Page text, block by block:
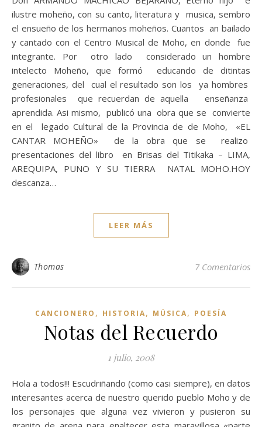
ilustre moheño, con su canto, literatura y musica, sembro
el ensueño de los hermanos moheños. Cuantos an bailado
y cantado con el Centro Musical de Moho, en donde fue
integrante. Por otro lado considerado un hombre
intelecto Moheño, que formó educando de ditintas
generaciones, del cual el resultado son los ya hombres
profesionales que recuerdan de aquella enseñanza
aprendida. Asi mismo, publicó una obra que se convierte
en el legado Cultural de la Provincia de de Moho, «EL
CANTAR MOHEÑO» de la obra que se realizo
presentaciones del libro en Brisas del Titikaka – LIMA,
AREQUIPA, PUNO Y SU TIERRA NATAL MOHO.HOY
descanza…
LEER MÁS
Thomas 7 Comentarios
CANCIONERO , HISTORIA, MÚSICA, POESÍA
Notas del Recuerdo
1 julio, 2008
Hola a todos!!! Escudriñando (como casi siempre), en datos
interesantes acerca de nuestro querido pueblo Moho y de
los personajes que alguna vez vivieron y pusieron su